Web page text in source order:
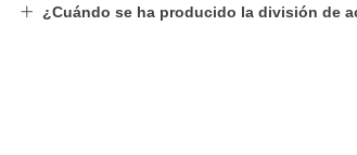
¿Cuándo se ha producido la división de